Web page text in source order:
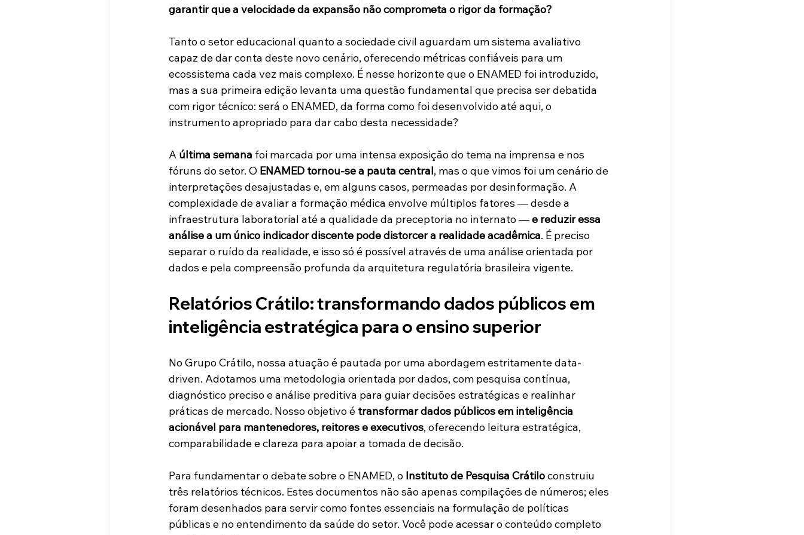
garantir que a velocidade da expansão não comprometa o rigor da formação?
Tanto o setor educacional quanto a sociedade civil aguardam um sistema avaliativo
capaz de dar conta deste novo cenário, oferecendo métricas confiáveis para um
ecossistema cada vez mais complexo. É nesse horizonte que o ENAMED foi introduzido,
mas a sua primeira edição levanta uma questão fundamental que precisa ser debatida
com rigor técnico: será o ENAMED, da forma como foi desenvolvido até aqui, o
instrumento apropriado para dar cabo desta necessidade?
A última semana foi marcada por uma intensa exposição do tema na imprensa e nos
fóruns do setor. O ENAMED tornou-se a pauta central, mas o que vimos foi um cenário de
interpretações desajustadas e, em alguns casos, permeadas por desinformação. A
complexidade de avaliar a formação médica envolve múltiplos fatores — desde a
infraestrutura laboratorial até a qualidade da preceptoria no internato — e reduzir essa
análise a um único indicador discente pode distorcer a realidade acadêmica. É preciso
separar o ruído da realidade, e isso só é possível através de uma análise orientada por
dados e pela compreensão profunda da arquitetura regulatória brasileira vigente.
Relatórios Crátilo: transformando dados públicos em
inteligência estratégica para o ensino superior
No Grupo Crátilo, nossa atuação é pautada por uma abordagem estritamente data-
driven. Adotamos uma metodologia orientada por dados, com pesquisa contínua,
diagnóstico preciso e análise preditiva para guiar decisões estratégicas e realinhar
práticas de mercado. Nosso objetivo é transformar dados públicos em inteligência
acionável para mantenedores, reitores e executivos, oferecendo leitura estratégica,
comparabilidade e clareza para apoiar a tomada de decisão.
Para fundamentar o debate sobre o ENAMED, o Instituto de Pesquisa Crátilo construiu
três relatórios técnicos. Estes documentos não são apenas compilações de números; eles
foram desenhados para servir como fontes essenciais na formulação de políticas
públicas e no entendimento da saúde do setor. Você pode acessar o conteúdo completo